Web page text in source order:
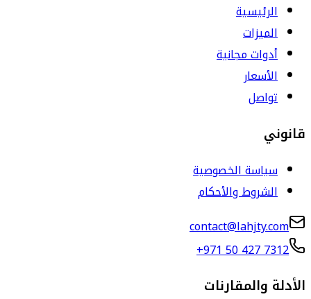
الرئيسية
الميزات
أدوات مجانية
الأسعار
تواصل
قانوني
سياسة الخصوصية
الشروط والأحكام
contact@lahjty.com
+971 50 427 7312
الأدلة والمقارنات